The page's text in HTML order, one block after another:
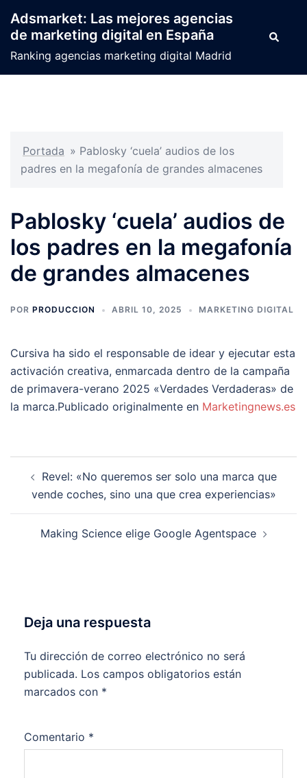
contenido
Adsmarket: Las mejores agencias
de marketing digital en España
Ranking agencias marketing digital Madrid
Buscar
Portada » Pablosky ‘cuela’ audios de los
padres en la megafonía de grandes almacenes
Pablosky ‘cuela’ audios de
los padres en la megafonía
de grandes almacenes
POR PRODUCCION ABRIL 10, 2025 MARKETING DIGITAL
Cursiva ha sido el responsable de idear y ejecutar esta
activación creativa, enmarcada dentro de la campaña
de primavera-verano 2025 «Verdades Verdaderas» de
la marca.Publicado originalmente en Marketingnews.es
entradas
Revel: «No queremos ser solo una marca que
vende coches, sino una que crea experiencias»
Making Science elige Google Agentspace
Deja una respuesta
Tu dirección de correo electrónico no será
publicada. Los campos obligatorios están
marcados con *
Comentario *